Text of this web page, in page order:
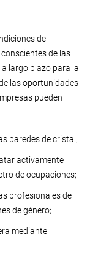
de
de las
largo plazo para la
las oportunidades
pueden
paredes de cristal;
activamente
de ocupaciones;
profesionales de
de género;
mediante